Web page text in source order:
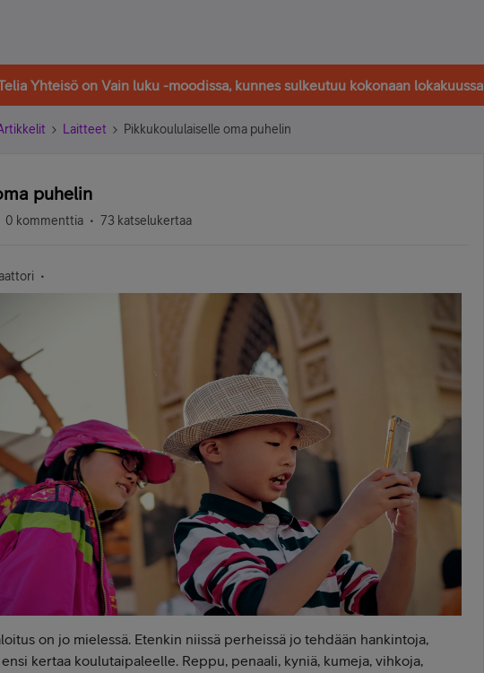
Yhteisö on Vain luku -moodissa, kunnes sulkeutuu kokonaan lokakuussa
Laitteet Pikkukoululaiselle oma puhelin
puhelin
0 kommenttia 73 katselukertaa
on jo mielessä. Etenkin niissä perheissä jo tehdään hankintoja,
kertaa koulutaipaleelle. Reppu, penaali, kyniä, kumeja, vihkoja,